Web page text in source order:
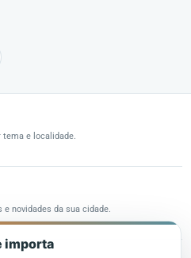
e localidade.
e novidades da sua cidade.
importa